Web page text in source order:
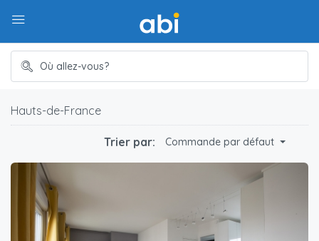
Hauts-de-France
Trier par: Commande par défaut